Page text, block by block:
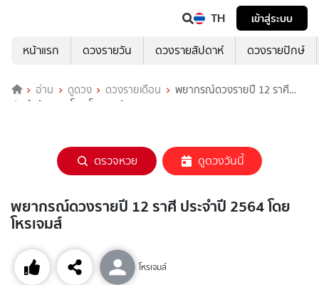
TH
เข้าสู่ระบบ
หน้าแรก
ดวงรายวัน ดวงรายสัปดาห์ ดวงรายปักษ์
อ่าน ดูดวง ดวงรายเดือน
พยากรณ์ดวงรายปี 12 ราศี
ประจำปี 2564 โดย โหรเจมส์
ตรวจหวย ดูดวงวันนี้
พยากรณ์ดวงรายปี 12 ราศี ประจำปี 2564 โดย
โหรเจมส์
โหรเจมส์